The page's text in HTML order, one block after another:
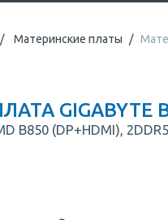
Материнские платы
GIGABYTE
B850 (DP+HDMI),